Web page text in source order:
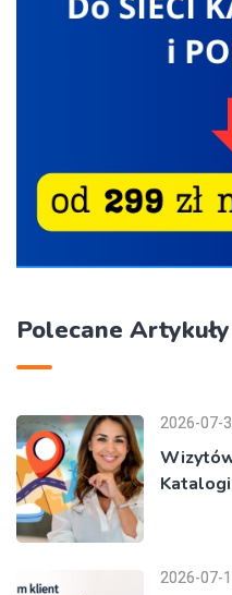
Polecane Artykuły
2026-07-
2026-07-